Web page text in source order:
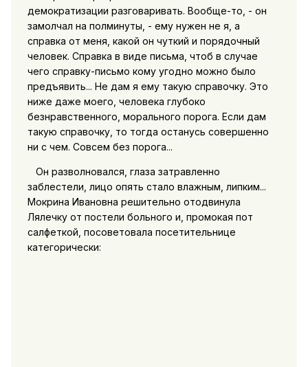
демократизации разговаривать. Вообще-то, - он
замолчал на полминуты, - ему нужен не я, а
справка от меня, какой он чуткий и порядочный
человек. Справка в виде письма, чтоб в случае
чего справку-письмо кому угодно можно было
предъявить... Не дам я ему такую справочку. Это
ниже даже моего, человека глубоко
безнравственного, морального порога. Если дам
такую справочку, то тогда останусь совершенно
ни с чем. Совсем без порога...
Он разволновался, глаза затравленно
заблестели, лицо опять стало влажным, липким...
Мокрина Ивановна решительно отодвинула
Лялечку от постели больного и, промокая пот
салфеткой, посоветовала посетительнице
категорически: